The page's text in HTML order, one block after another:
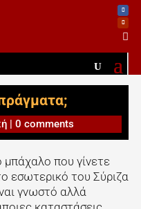

| 0 comments
μπάχαλο που γίνετε
εσωτερικό του Σύριζα
γνωστό αλλά